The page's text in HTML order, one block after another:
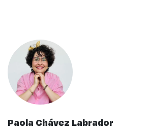
Paola Chávez Labrador